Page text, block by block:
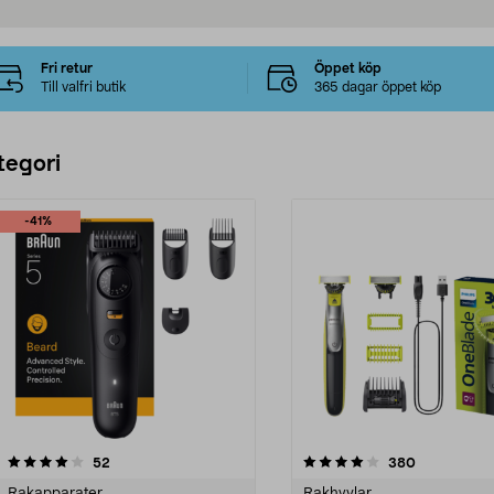
Fri retur
Till valfri butik
Öppet köp
365 dagar öppet köp
-41%
52
4.0 av 5 stjärnor 380recensioner
3.5 av 5 stjärnor